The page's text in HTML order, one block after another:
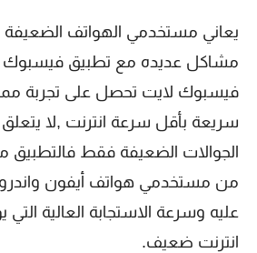
يعاني مستخدمي الهواتف
مشاكل عديده مع تطبيق فيسبوك
فيسبوك لايت تحصل على تجربة
سريعة بأقل سرعة انترنت ,لا يتعلق
الجوالات الضعيفة فقط فالتطبيق
من مستخدمي هواتف أيفون
عليه وسرعة الاستجابة العالية
انترنت ضعيف.